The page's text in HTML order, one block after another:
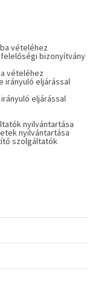
vételéhez
bizonyítvány
vételéhez
eljárással
eljárással
nyilvántartása
nyilvántartása
szolgáltatók